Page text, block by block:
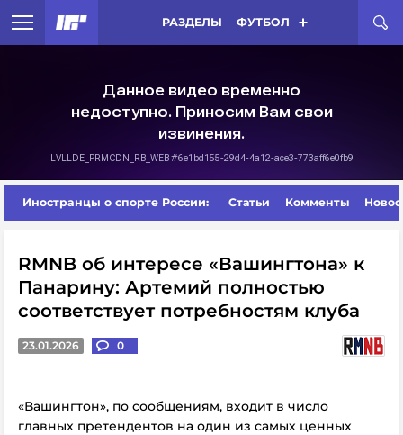
РАЗДЕЛЫ ФУТБОЛ
Иностранцы о спорте России: Статьи Комменты
RMNB об интересе «Вашингтона» к
Панарину: Артемий полностью
соответствует потребностям клуба
23.01.2026 0
«Вашингтон», по сообщениям, входит в число
главных претендентов на один из самых ценных